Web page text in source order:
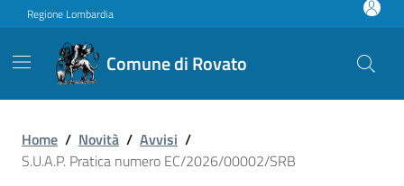
Vai ai contenuti
Vai al footer
Regione Lombardia
Comune di Rovato
S.U.A.P. Pratica numero
Home / Novità / Avvisi /
S.U.A.P. Pratica numero EC/2026/00002/SRB